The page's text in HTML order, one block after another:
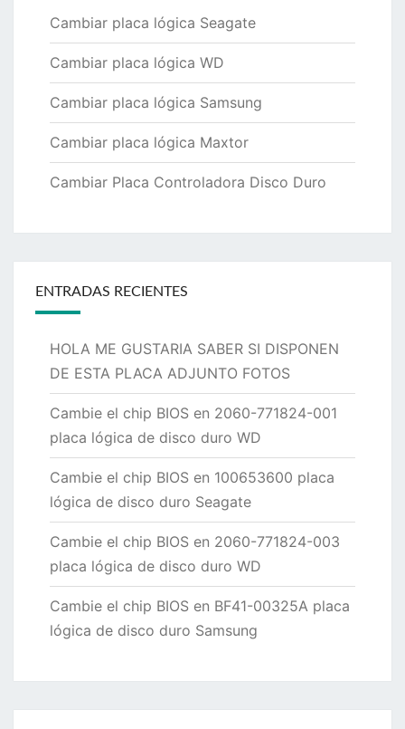
Cambiar placa lógica Seagate
Cambiar placa lógica WD
Cambiar placa lógica Samsung
Cambiar placa lógica Maxtor
Cambiar Placa Controladora Disco Duro
ENTRADAS RECIENTES
HOLA ME GUSTARIA SABER SI DISPONEN
DE ESTA PLACA ADJUNTO FOTOS
Cambie el chip BIOS en 2060-771824-001
placa lógica de disco duro WD
Cambie el chip BIOS en 100653600 placa
lógica de disco duro Seagate
Cambie el chip BIOS en 2060-771824-003
placa lógica de disco duro WD
Cambie el chip BIOS en BF41-00325A placa
lógica de disco duro Samsung